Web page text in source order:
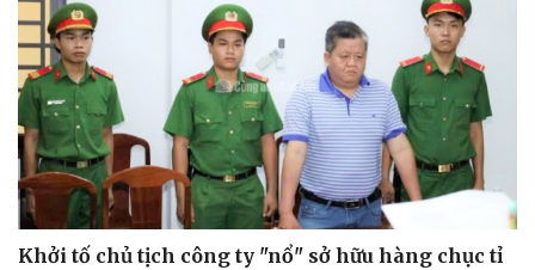
Khởi tố chủ tịch công ty "nổ" sở hữu hàng chục tỉ